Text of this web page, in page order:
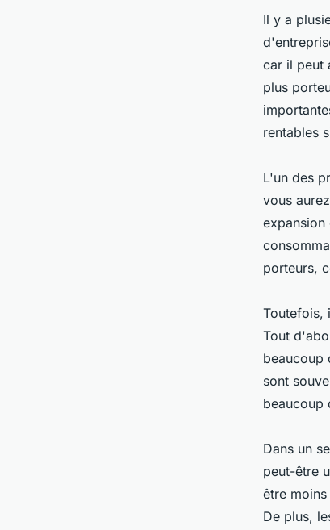
Il y a
car il peut
plus
rentables
L'un des
vous
expansion
porteurs,
Toutefois,
Tout
beaucoup
sont
beaucoup
Dans un
peut-être
être
De plus,